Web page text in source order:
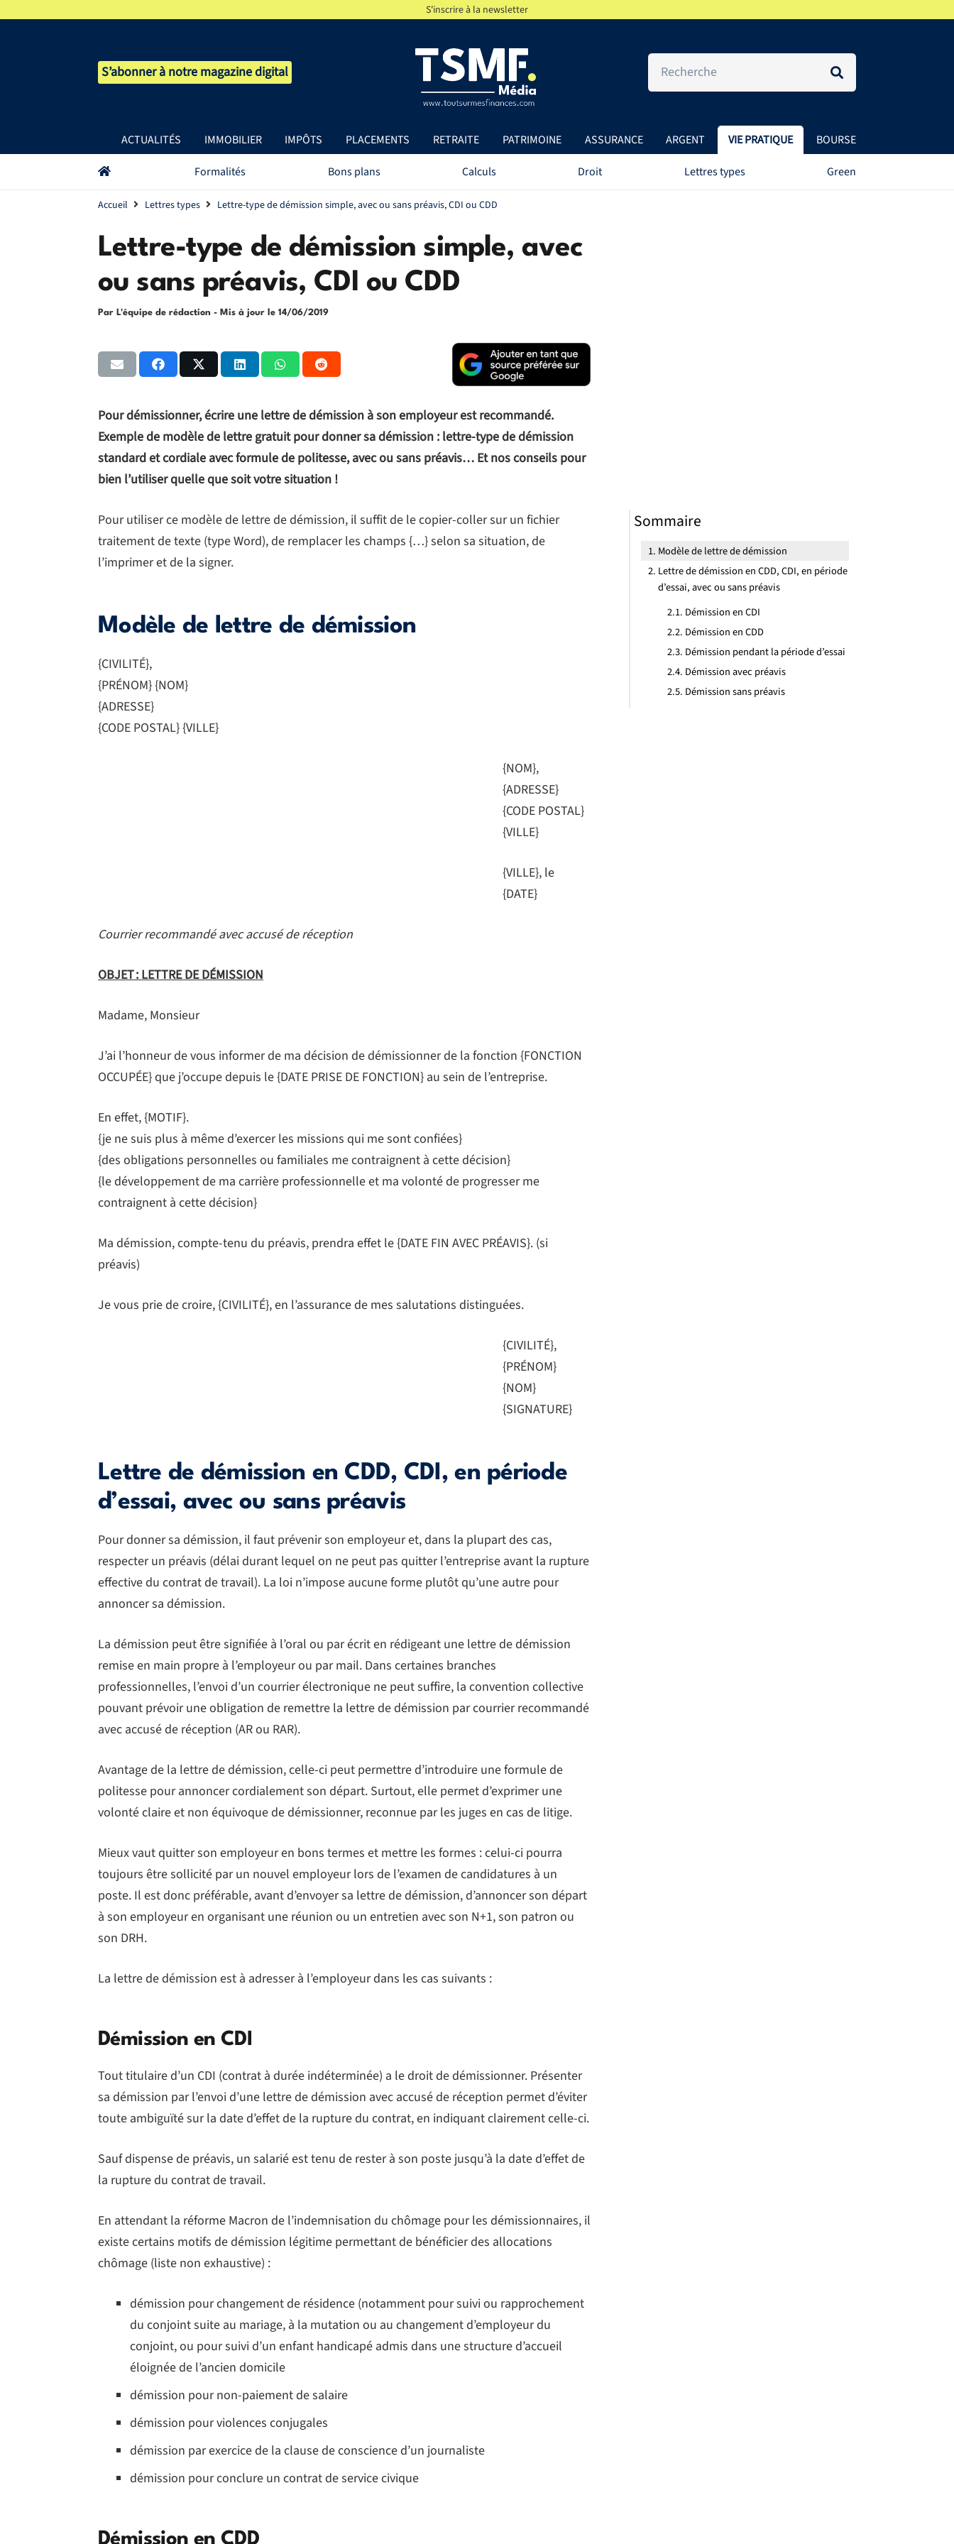
S'inscrire à la newsletter
S’abonner à notre magazine digital
ACTUALITÉS IMMOBILIER IMPÔTS PLACEMENTS RETRAITE PATRIMOINE ASSURANCE ARGENT VIE PRATIQUE BOURSE
Formalités Bons plans Calculs Droit Lettres types Green
Accueil Lettres types Lettre-type de démission simple, avec ou sans préavis, CDI ou CDD
Lettre-type de démission simple, avec
ou sans préavis, CDI ou CDD
Par L'équipe de rédaction - Mis à jour le 14/06/2019
Pour démissionner, écrire une lettre de démission à son employeur est recommandé.
Exemple de modèle de lettre gratuit pour donner sa démission : lettre-type de démission
standard et cordiale avec formule de politesse, avec ou sans préavis… Et nos conseils pour
bien l’utiliser quelle que soit votre situation !
Pour utiliser ce modèle de lettre de démission, il suffit de le copier-coller sur un fichier
traitement de texte (type Word), de remplacer les champs {…} selon sa situation, de
l’imprimer et de la signer.
Modèle de lettre de démission
{CIVILITÉ},
{PRÉNOM} {NOM}
{ADRESSE}
{CODE POSTAL} {VILLE}
{NOM},
{ADRESSE}
{CODE POSTAL}
{VILLE}
{VILLE}, le
{DATE}
Courrier recommandé avec accusé de réception
OBJET : LETTRE DE DÉMISSION
Madame, Monsieur
J’ai l’honneur de vous informer de ma décision de démissionner de la fonction {FONCTION
OCCUPÉE} que j’occupe depuis le {DATE PRISE DE FONCTION} au sein de l’entreprise.
En effet, {MOTIF}.
{je ne suis plus à même d’exercer les missions qui me sont confiées}
{des obligations personnelles ou familiales me contraignent à cette décision}
{le développement de ma carrière professionnelle et ma volonté de progresser me
contraignent à cette décision}
Ma démission, compte-tenu du préavis, prendra effet le {DATE FIN AVEC PRÉAVIS}. (si
préavis)
Je vous prie de croire, {CIVILITÉ}, en l’assurance de mes salutations distinguées.
{CIVILITÉ},
{PRÉNOM}
{NOM}
{SIGNATURE}
Lettre de démission en CDD, CDI, en période
d’essai, avec ou sans préavis
Pour donner sa démission, il faut prévenir son employeur et, dans la plupart des cas,
respecter un préavis (délai durant lequel on ne peut pas quitter l’entreprise avant la rupture
effective du contrat de travail). La loi n’impose aucune forme plutôt qu’une autre pour
annoncer sa démission.
La démission peut être signifiée à l’oral ou par écrit en rédigeant une lettre de démission
remise en main propre à l’employeur ou par mail. Dans certaines branches
professionnelles, l’envoi d’un courrier électronique ne peut suffire, la convention collective
pouvant prévoir une obligation de remettre la lettre de démission par courrier recommandé
avec accusé de réception (AR ou RAR).
Avantage de la lettre de démission, celle-ci peut permettre d’introduire une formule de
politesse pour annoncer cordialement son départ. Surtout, elle permet d’exprimer une
volonté claire et non équivoque de démissionner, reconnue par les juges en cas de litige.
Mieux vaut quitter son employeur en bons termes et mettre les formes : celui-ci pourra
toujours être sollicité par un nouvel employeur lors de l’examen de candidatures à un
poste. Il est donc préférable, avant d’envoyer sa lettre de démission, d’annoncer son départ
à son employeur en organisant une réunion ou un entretien avec son N+1, son patron ou
son DRH.
La lettre de démission est à adresser à l’employeur dans les cas suivants :
Démission en CDI
Tout titulaire d’un CDI (contrat à durée indéterminée) a le droit de démissionner. Présenter
sa démission par l’envoi d’une lettre de démission avec accusé de réception permet d’éviter
toute ambiguïté sur la date d’effet de la rupture du contrat, en indiquant clairement celle-ci.
Sauf dispense de préavis, un salarié est tenu de rester à son poste jusqu’à la date d’effet de
la rupture du contrat de travail.
En attendant la réforme Macron de l’indemnisation du chômage pour les démissionnaires, il
existe certains motifs de démission légitime permettant de bénéficier des allocations
chômage (liste non exhaustive) :
démission pour changement de résidence (notamment pour suivi ou rapprochement
du conjoint suite au mariage, à la mutation ou au changement d’employeur du
conjoint, ou pour suivi d’un enfant handicapé admis dans une structure d’accueil
éloignée de l’ancien domicile
démission pour non-paiement de salaire
démission pour violences conjugales
démission par exercice de la clause de conscience d’un journaliste
démission pour conclure un contrat de service civique
Démission en CDD
Sommaire
Modèle de lettre de démission
Lettre de démission en CDD, CDI, en période
d’essai, avec ou sans préavis
Démission en CDI
Démission en CDD
Démission pendant la période d’essai
Démission avec préavis
Démission sans préavis